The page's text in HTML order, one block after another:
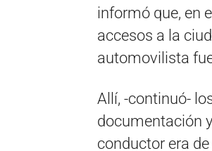
informó que, en
accesos a la
automovilista
Allí, -continuó-
documentación
conductor era